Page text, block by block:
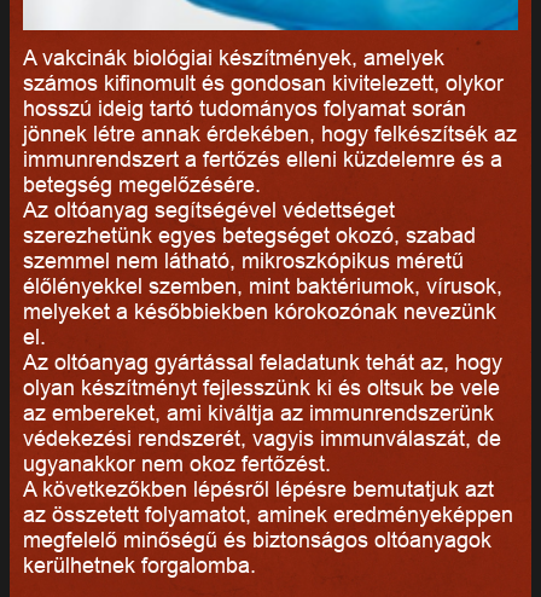
A vakcinák biológiai készítmények, amelyek
számos kifinomult és gondosan kivitelezett, olykor
hosszú ideig tartó tudományos folyamat során
jönnek létre annak érdekében, hogy felkészítsék az
immunrendszert a fertőzés elleni küzdelemre és a
betegség megelőzésére.
Az oltóanyag segítségével védettséget
szerezhetünk egyes betegséget okozó, szabad
szemmel nem látható, mikroszkópikus méretű
élőlényekkel szemben, mint baktériumok, vírusok,
melyeket a későbbiekben kórokozónak nevezünk
el.
Az oltóanyag gyártással feladatunk tehát az, hogy
olyan készítményt fejlesszünk ki és oltsuk be vele
az embereket, ami kiváltja az immunrendszerünk
védekezési rendszerét, vagyis immunválaszát, de
ugyanakkor nem okoz fertőzést.
A következőkben lépésről lépésre bemutatjuk azt
az összetett folyamatot, aminek eredményeképpen
megfelelő minőségű és biztonságos oltóanyagok
kerülhetnek forgalomba.